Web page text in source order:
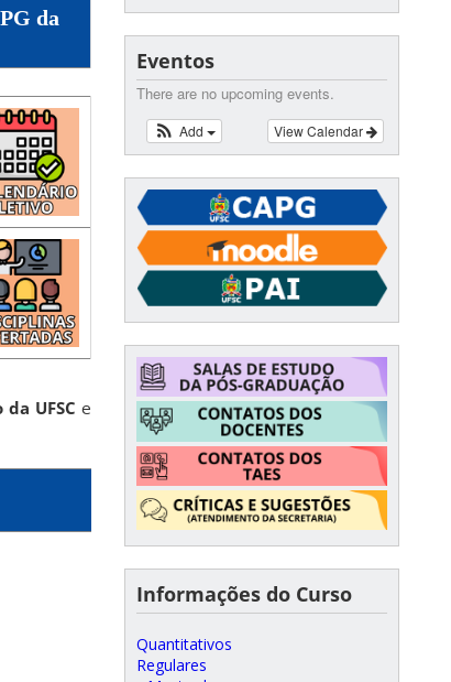
da
UFSC e
Eventos
There are no upcoming events.
View Calendar
Add
Informações do Curso
Quantitativos
Regulares